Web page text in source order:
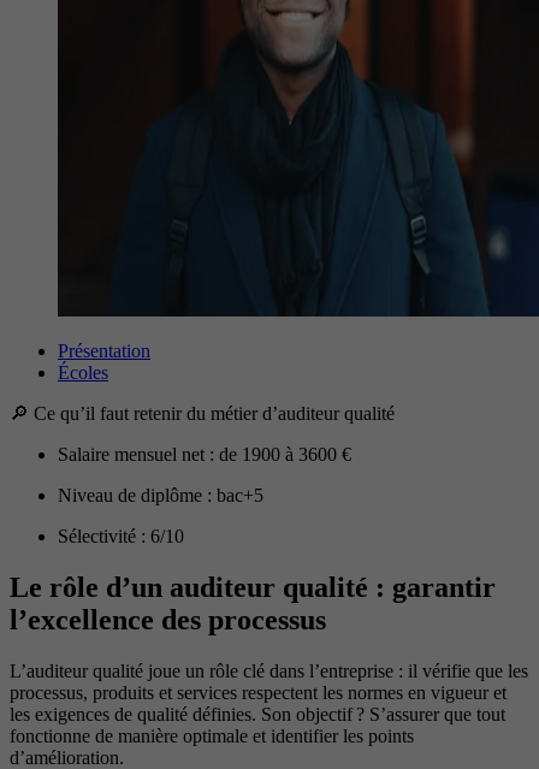
Présentation
Écoles
🔎​ Ce qu’il faut retenir du métier d’auditeur qualité
Salaire mensuel net : de 1900 à 3600 €
Niveau de diplôme : bac+5
Sélectivité : 6/10
Le rôle d’un auditeur qualité : garantir
l’excellence des processus
L’auditeur qualité joue un rôle clé dans l’entreprise : il vérifie que les
processus, produits et services respectent les normes en vigueur et
les exigences de qualité définies. Son objectif ? S’assurer que tout
fonctionne de manière optimale et identifier les points
d’amélioration.